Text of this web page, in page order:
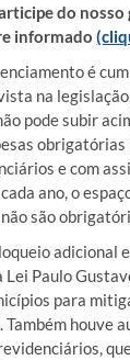
do nosso
informado
é
na
pode subir
e com
ano, o
são
adicional
Paulo
para
houve